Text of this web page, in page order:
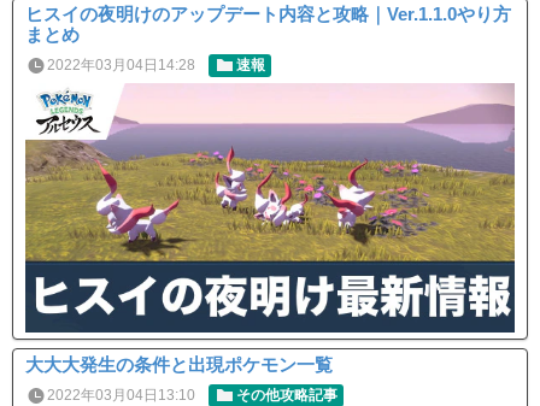
ヒスイの夜明けのアップデート内容と攻略｜Ver.1.1.0やり方
まとめ
2022年03月04日14:28 速報
大大大発生の条件と出現ポケモン一覧
2022年03月04日13:10 その他攻略記事